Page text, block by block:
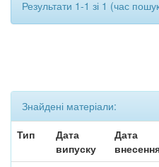
Результати 1-1 зі 1 (час
Знайдені матеріали:
Тип
Дата
випуску
Дата